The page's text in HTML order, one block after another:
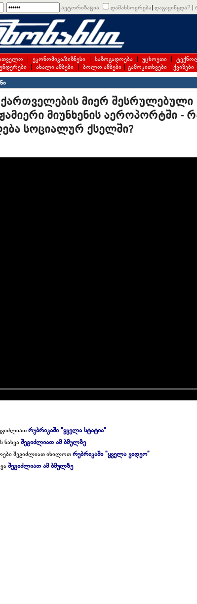
ავტორიზაცია დამახსოვრება| დაგავიწყდა? |
| ეკონომიკა/ბიზნესი | საზოგადოება | უცხოეთი |
| ახალი ამბები | ბოლო ამბები | გამოკითხვები | ქვიზები
მიერ შესრულებული
მიუნხენის აეროპორტში -
სოციალურ ქსელში?
რუბრიკაში "ყველა სტატია"
ნახვაშეგიძლიათ ამ ბმულზე
შეგიძლიათ იხილოთრუბრიკაში "ყველა ვიდეო"
შეგიძლიათ ამ ბმულზე